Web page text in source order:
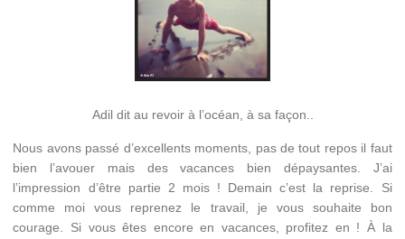
Adil dit au revoir à l’océan, à sa façon..
Nous avons passé d’excellents moments, pas de tout repos il faut
bien l’avouer mais des vacances bien dépaysantes. J’ai
l’impression d’être partie 2 mois ! Demain c’est la reprise. Si
comme moi vous reprenez le travail, je vous souhaite bon
courage. Si vous êtes encore en vacances, profitez en ! À la